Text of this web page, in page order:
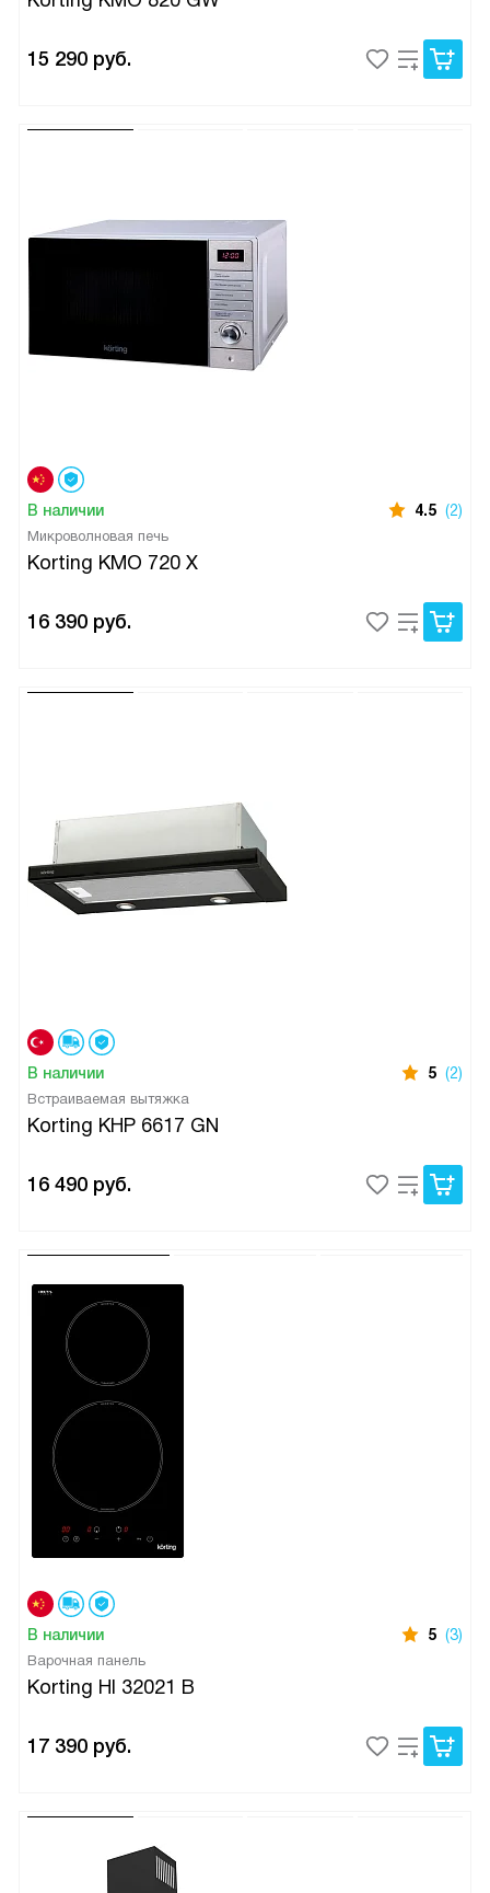
15 290 руб.
В наличии 4.5 (2)
Микроволновая печь
Korting KMO 720 X
16 390 руб.
В наличии 5 (2)
Встраиваемая вытяжка
Korting KHP 6617 GN
16 490 руб.
В наличии 5 (3)
Варочная панель
Korting HI 32021 B
17 390 руб.